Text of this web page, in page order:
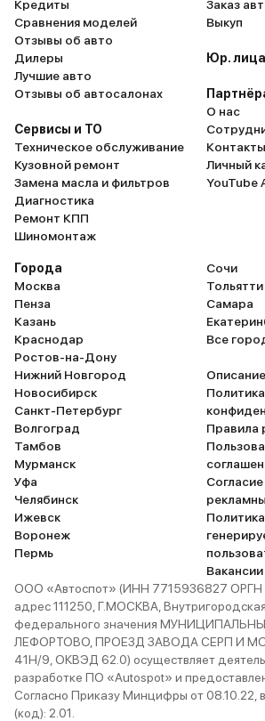
Кредиты
Сравнения моделей
Отзывы об авто
Дилеры
Лучшие авто
Отзывы об автосалонах
Сервисы и ТО
Техническое обслуживание
Кузовной ремонт
Замена масла и фильтров
Диагностика
Ремонт КПП
Шиномонтаж
Заказ
Выкуп
Юр.
О нас
Контакты
Личный
YouTube
Города
Москва
Пенза
Казань
Краснодар
Ростов-на-Дону
Нижний Новгород
Новосибирск
Санкт-Петербург
Волгоград
Тамбов
Мурманск
Уфа
Челябинск
Ижевск
Воронеж
Пермь
Сочи
Тольятти
Самара
Все
Политика
Правила
Вакансии
ООО «Автоспот» (ИНН 7715936827 ОРГН
адрес 111250, Г.МОСКВА,
федерального значения
ЛЕФОРТОВО, ПРОЕЗД ЗАВОДА СЕРП И
41Н/9, ОКВЭД 62.0) осуществляет
разработке ПО «Autospot» и
Согласно Приказу Минцифры от 08.10.22,
(код): 2.01.